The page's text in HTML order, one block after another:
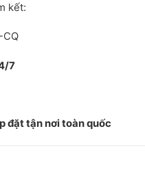
kết:
CQ
7
đặt tận nơi toàn quốc